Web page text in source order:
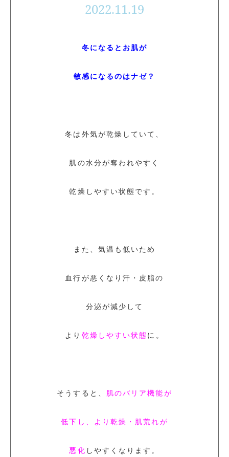
2022.11.19
冬になるとお肌が
敏感になるのはナゼ？
冬は外気が乾燥していて、
肌の水分が奪われやすく
乾燥しやすい状態です。
また、気温も低いため
血行が悪くなり汗・皮脂の
分泌が減少して
より 乾燥しやすい状態 に。
そうすると、 肌のバリア機能が
低下し、より乾燥・肌荒れが
悪化 しやすくなります。